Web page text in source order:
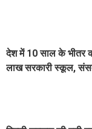
देश में 10 साल के भीतर
लाख सरकारी स्कूल, संसद